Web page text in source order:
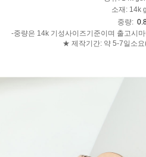
소재: 14k
중량:
-중량은 14k 기성사이즈기준이며 출고시
★ 제작기간: 약 5-7일소요